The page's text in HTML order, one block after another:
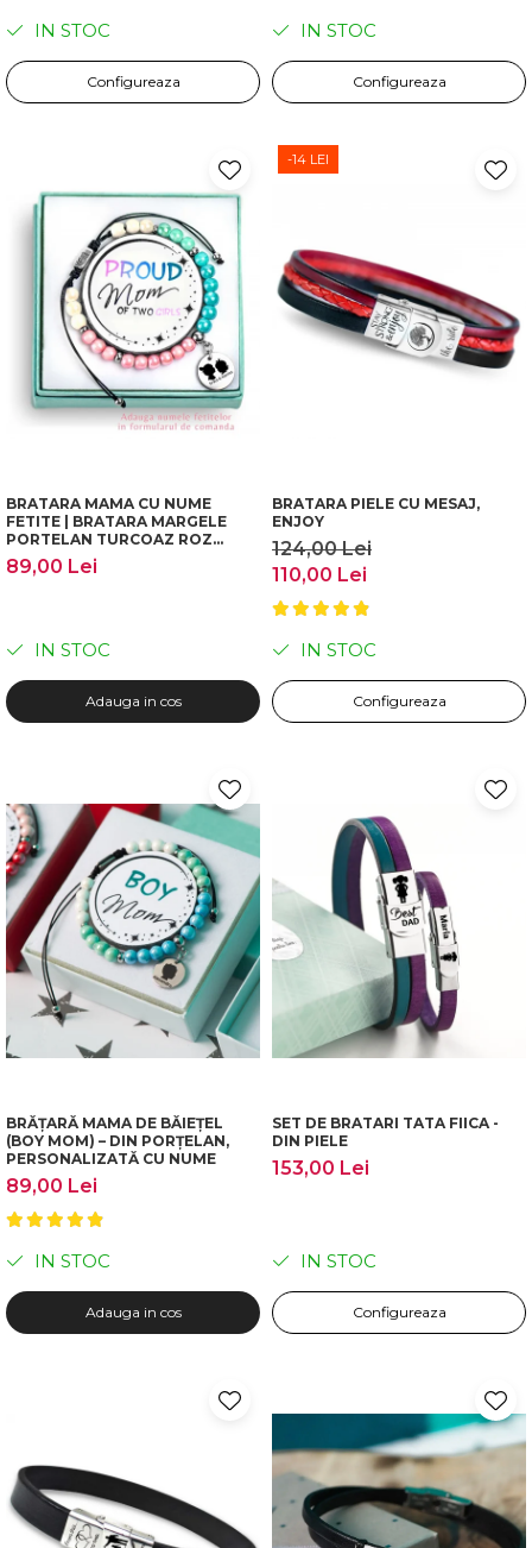
IN STOC
Configureaza
IN STOC
Configureaza
BRATARA MAMA CU NUME
FETITE | BRATARA MARGELE
PORTELAN TURCOAZ ROZ
PERSONALIZATA | CADOU
MAMA COPII | DICHIS
89,00 Lei
IN STOC
Adauga in cos
-14 LEI
BRATARA PIELE CU MESAJ,
ENJOY
124,00 Lei
110,00 Lei
IN STOC
Configureaza
BRĂȚARĂ MAMA DE BĂIEȚEL
(BOY MOM) – DIN PORȚELAN,
PERSONALIZATĂ CU NUME
89,00 Lei
IN STOC
Adauga in cos
SET DE BRATARI TATA FIICA -
DIN PIELE
153,00 Lei
IN STOC
Configureaza